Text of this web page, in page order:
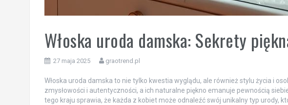
Włoska uroda damska: Sekrety
27 maja 2025 graotrend.pl
Włoska uroda damska to nie tylko kwestia wyglądu, ale również stylu życia i
zmysłowości i autentyczności, a ich naturalne piękno emanuje pewnością
tego kraju sprawia, że każda z kobiet może odnaleźć swój unikalny typ urody,